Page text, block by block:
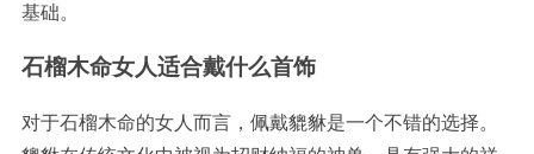
基础。
石榴木命女人适合戴什么首饰
对于石榴木命的女人而言，佩戴貔貅是一个不错的选择。